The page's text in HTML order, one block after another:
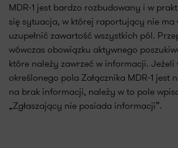
MDR-1 jest bardzo rozbudowany i w
się sytuacja, w której raportujący nie ma
uzupełnić zawartość wszystkich pól.
wówczas obowiązku aktywnego
które należy zawrzeć w informacji. Jeżeli
określonego pola Załącznika MDR-1 jest
na brak informacji, należy w to pole
„Zgłaszający nie posiada informacji”.